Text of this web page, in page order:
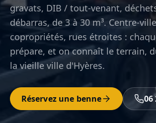
gravats, DIB / tout-venant,
débarras, de 3 à 30 m³. Centre-
copropriétés, rues étroites :
prépare, et on connaît le terrain,
la vieille ville d'Hyères.
Réservez une benne 06